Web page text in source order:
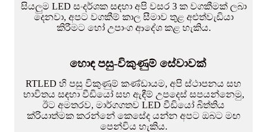
සියලුම LED සංදර්ශක සඳහා අපි වසර 3 ක වගකීමක් ලබා
දෙනවා, අපට වගකීම් කාල සීමාව තුළ අළුත්වැඩියා
කිරීමට හෝ උපාංග ආදේශ කළ හැකිය.
හොඳ පසු-විකුණුම් සේවාවක්
RTLED හි පසු විකුණුම් කණ්ඩායම, අපි ස්ථාපනය සහ
භාවිතය සඳහා වීඩියෝ සහ ඇඳීම් උපදෙස් සපයන්නෙමු,
ඊට අමතරව, මාර්ගගතව LED වීඩියෝ බිත්තිය
ක්රියාත්මක කරන්නේ කෙසේද යන්න අපට ඔබට මඟ
පෙන්විය හැකිය.